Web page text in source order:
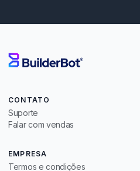
CONTATO
Suporte
Falar com vendas
EMPRESA
Termos e condições